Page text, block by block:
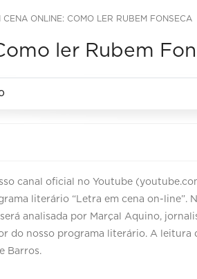
CENA ONLINE: COMO LER RUBEM FONSECA
ler Rubem
canal oficial no Youtube
literário “Letra em cena on-line”.
analisada por Marçal Aquino,
do nosso programa literário. A leitura
Barros.